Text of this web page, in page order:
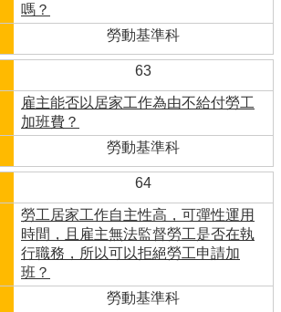
嗎？
勞動基準科
63
雇主能否以居家工作為由不給付勞工
加班費？
勞動基準科
64
勞工居家工作自主性高，可彈性運用
時間，且雇主無法監督勞工是否在執
行職務，所以可以拒絕勞工申請加
班？
勞動基準科